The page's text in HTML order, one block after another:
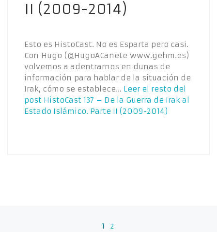
II (2009-2014)
Esto es HistoCast. No es Esparta pero casi.
Con Hugo (@HugoACanete www.gehm.es)
volvemos a adentrarnos en dunas de
información para hablar de la situación de
Irak, cómo se establece… Leer el resto del
post HistoCast 137 – De la Guerra de Irak al
Estado Islámico. Parte II (2009-2014)
Navegación de entradas
1 2